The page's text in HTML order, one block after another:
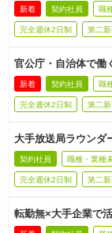
新着 契約社員 職
完全週休2日制 第二
官公庁・自治体で
新着 契約社員 職
完全週休2日制 第二
大手放送局ラウンダ
契約社員 職種・業種
完全週休2日制 第二
転勤無×大手企業で